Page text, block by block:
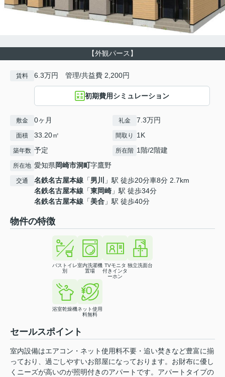
【外観パース】
賃料 6.3万円 管理/共益費 2,200円
初期費用シミュレーション
敷金 0ヶ月 礼金 7.3万円
面積 33.20㎡ 間取り 1K
築年数 予定 所在階 1階/2階建
所在地 愛知県岡崎市洞町字鷹野
交通 名鉄名古屋本線 「男川
」駅 徒歩20分車8分 2.7km
名鉄名古屋本線 「東岡崎 」駅 徒歩34分
名鉄名古屋本線 「美合 」駅 徒歩40分
物件の特徴
バストイレ
別
室内洗濯機
置場
TVモニタ
付きインタ
ーホン
独立洗面台
浴室乾燥機ネット使用
料無料
セールスポイント
室内設備はエアコン・ネット使用料不要・追い焚きなど豊富に揃
っており、過ごしやすいお部屋になっております。お財布に優し
くニーズが高いのが照明付きのアパートです。アパートタイプの